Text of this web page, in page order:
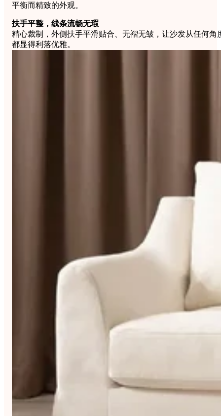
平衡而精致的外观。
扶手平整，线条流畅无瑕
精心裁制，外侧扶手平滑贴合、无褶无皱，让沙发从任何角
都显得利落优雅。